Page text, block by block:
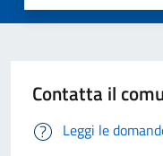
Contatta il
Leggi le